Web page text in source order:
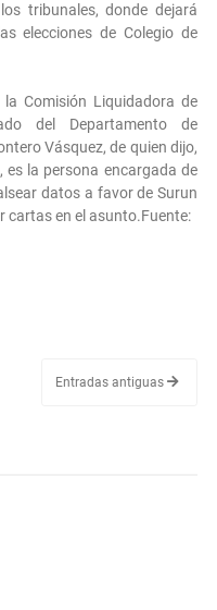
tribunales, donde dejará
elecciones de Colegio de
la Comisión Liquidadora de
del Departamento de
Vásquez, de quien dijo,
la persona encargada de
datos a favor de Surun
cartas en el asunto.Fuente:
Entradas antiguas